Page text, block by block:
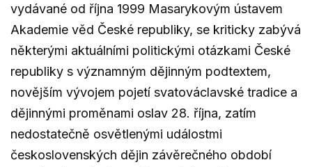
vydávané od října 1999 Masarykovým ústavem
Akademie věd České republiky, se kriticky zabývá
některými aktuálními politickými otázkami České
republiky s významným dějinným podtextem,
novějším vývojem pojetí svatováclavské tradice a
dějinnými proměnami oslav 28. října, zatím
nedostatečně osvětlenými událostmi
československých dějin závěrečného období